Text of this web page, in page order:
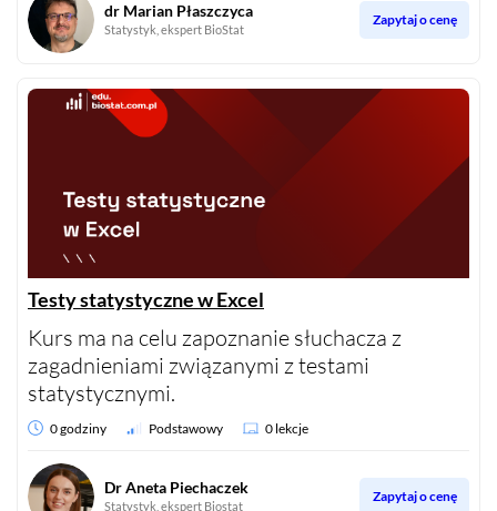
dr Marian Płaszczyca
Statystyk, ekspert BioStat
Zapytaj o cenę
Testy statystyczne w Excel
Kurs ma na celu zapoznanie słuchacza z
zagadnieniami związanymi z testami
statystycznymi.
0 godziny Podstawowy 0 lekcje
Dr Aneta Piechaczek
Statystyk, ekspert Biostat
Zapytaj o cenę